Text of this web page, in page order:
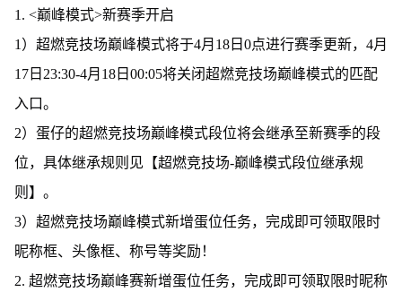
1. <巅峰模式>新赛季开启
1）超燃竞技场巅峰模式将于4月18日0点进行赛季更新，4月
17日23:30-4月18日00:05将关闭超燃竞技场巅峰模式的匹配
入口。
2）蛋仔的超燃竞技场巅峰模式段位将会继承至新赛季的段
位，具体继承规则见【超燃竞技场-巅峰模式段位继承规
则】。
3）超燃竞技场巅峰模式新增蛋位任务，完成即可领取限时
昵称框、头像框、称号等奖励！
2. 超燃竞技场巅峰赛新增蛋位任务，完成即可领取限时昵称